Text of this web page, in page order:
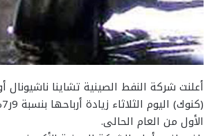
أعلنت شركة النفط الصينية تشاينا
الأول من العام الحالى.